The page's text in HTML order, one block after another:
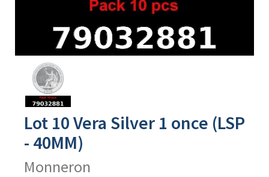
produit
Lot 10 Vera Silver 1 once (LSP
- 40MM)
Monneron